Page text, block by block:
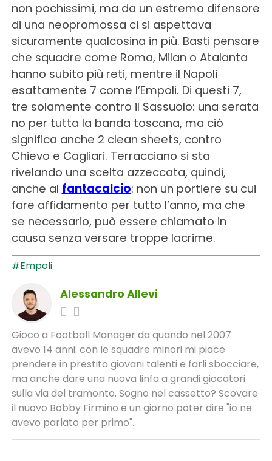
non pochissimi, ma da un estremo difensore
di una neopromossa ci si aspettava
sicuramente qualcosina in più. Basti pensare
che squadre come Roma, Milan o Atalanta
hanno subito più reti, mentre il Napoli
esattamente 7 come l’Empoli. Di questi 7,
tre solamente contro il Sassuolo: una serata
no per tutta la banda toscana, ma ciò
significa anche 2 clean sheets, contro
Chievo e Cagliari. Terracciano si sta
rivelando una scelta azzeccata, quindi,
anche al fantacalcio: non un portiere su cui
fare affidamento per tutto l’anno, ma che
se necessario, può essere chiamato in
causa senza versare troppe lacrime.
#Empoli
Alessandro Allevi
Gioco a Football Manager da quando nel 2007
avevo 14 anni: con le squadre minori mi piace
prendere in prestito giovani talenti e farli sbocciare,
ma anche dare una nuova linfa a grandi giocatori
sulla via del tramonto. Sogno nel cassetto? Scovare
il nuovo Bobby Firmino e un giorno poter dire "io ne
avevo parlato per primo".